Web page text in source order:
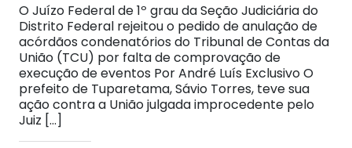
O Juízo Federal de 1º grau da Seção Judiciária do
Distrito Federal rejeitou o pedido de anulação de
acórdãos condenatórios do Tribunal de Contas da
União (TCU) por falta de comprovação de
execução de eventos Por André Luís Exclusivo O
prefeito de Tuparetama, Sávio Torres, teve sua
ação contra a União julgada improcedente pelo
Juiz […]